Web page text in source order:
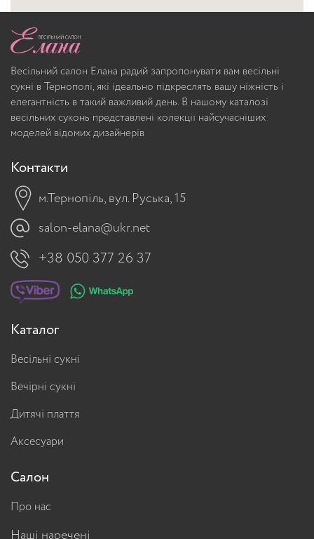
Весільний салон Елана радий запропонувати вам весільні
сукні в Тернополі, які ідеально підкреслять вашу ніжність і
елегантність в такий важливий день. В нашому каталозі
весільних суконь представлені колекції найсучасніших
моделей відомих дизайнерів
Контакти
м.Тернопіль, вул. Руська, 15
salon-elana@ukr.net
+38 050 377 26 37
Каталог
Весільні сукні
Вечірні сукні
Дитячі плаття
Аксесуари
Салон
Про нас
Наші наречені